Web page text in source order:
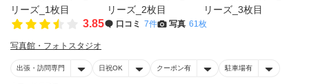
3.85 口コミ 7件 写真 61枚
写真館・フォトスタジオ
出張・訪問専門 日祝OK クーポン有 駐車場有